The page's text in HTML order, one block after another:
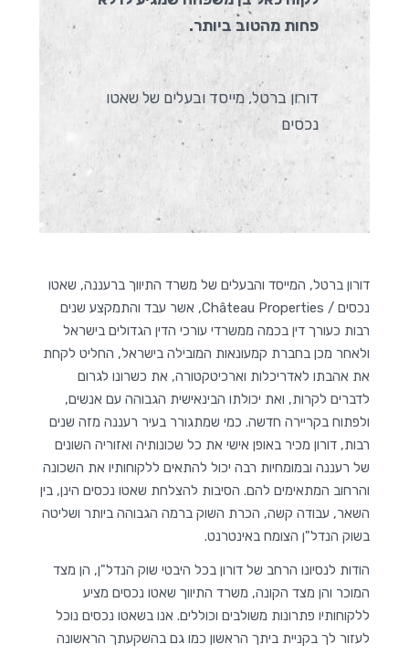
פחות מהטוב ביותר.
דורון ברטל, מייסד ובעלים של שאטו
נכסים
דורון ברטל, המייסד והבעלים של משרד התיווך ברעננה, שאטו
נכסים / Château Properties, אשר עבד והתמקצע שנים
רבות כעורך דין בכמה ממשרדי עורכי הדין הגדולים בישראל
ולאחר מכן בחברת קמעונאות המובילה בישראל, החליט לקחת
את אהבתו לאדריכלות וארכיטקטורה, את כשרונו לגרום
לדברים לקרות, ואת יכולתו הבינאישית הגבוהה עם אנשים,
ולפתוח בקריירה חדשה. כמי שמתגורר בעיר רעננה מזה שנים
רבות, דורון מכיר באופן אישי את כל שכונותיה ואזוריה השונים
של רעננה ובמומחיות רבה יכול להתאים ללקוחותיו את השכונה
והרחוב המתאימים להם. הסיבות להצלחת שאטו נכסים הינן, בין
השאר, עבודה קשה, הכרת השוק ברמה הגבוהה ביותר ושליטה
בשוק הנדל"ן הצומח באינטרנט.
הודות לנסיונו הרחב של דורון בכל היבטי שוק הנדל"ן, הן מצד
המוכר והן מצד הקונה, משרד התיווך שאטו נכסים מציע
ללקוחותיו פתרונות משולבים וכוללים. אנו בשאטו נכסים נוכל
לעזור לך בקניית ביתך הראשון כמו גם בהשקעתך הראשונה